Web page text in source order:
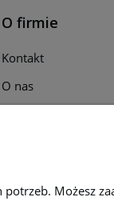
O firmie
Kontakt
O nas
Możesz